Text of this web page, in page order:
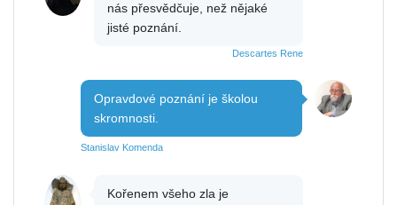
nás přesvědčuje, než nějaké
jisté poznání.
Descartes Rene
Opravdové poznání je školou
skromnosti.
Stanislav Komenda
Kořenem všeho zla je